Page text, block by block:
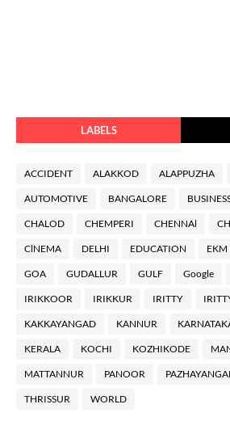
LABELS
ACCIDENT ALAKKOD ALAPPUZHA
AUTOMOTIVE BANGALORE
CHALOD CHEMPERI CHENNAl
ClNEMA DELHI EDUCATION EKM
GOA GUDALLUR GULF Google
IRIKKOOR IRIKKUR IRITTY
KAKKAYANGAD KANNUR
KERALA KOCHI KOZHIKODE
MATTANNUR PANOOR
THRISSUR WORLD